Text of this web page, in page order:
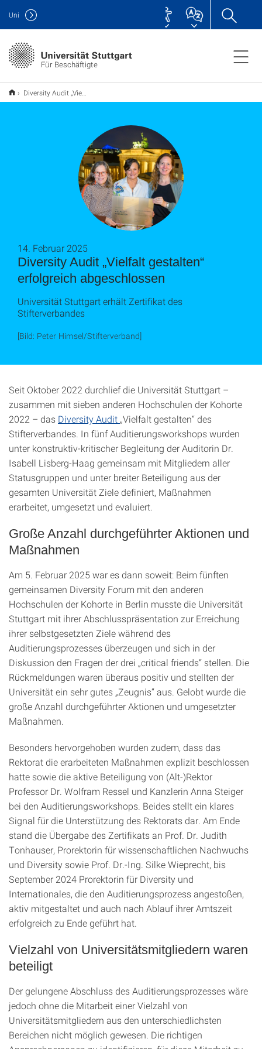
Für Beschäftigte
Uni
Diversity Audit „Vielfalt gestalten“ erfolgreich abgeschlossen
Diversity Audit „Vielfalt gestalten“
erfolgreich abgeschlossen
14. Februar 2025
Universität Stuttgart erhält Zertifikat des
Stifterverbandes
[Bild: Peter Himsel/Stifterverband]
Seit Oktober 2022 durchlief die Universität Stuttgart –
zusammen mit sieben anderen Hochschulen der Kohorte
2022 – das Diversity Audit „Vielfalt gestalten“ des
Stifterverbandes. In fünf Auditierungsworkshops wurden
unter konstruktiv-kritischer Begleitung der Auditorin Dr.
Isabell Lisberg-Haag gemeinsam mit Mitgliedern aller
Statusgruppen und unter breiter Beteiligung aus der
gesamten Universität Ziele definiert, Maßnahmen
erarbeitet, umgesetzt und evaluiert.
Große Anzahl durchgeführter Aktionen und
Maßnahmen
Am 5. Februar 2025 war es dann soweit: Beim fünften
gemeinsamen Diversity Forum mit den anderen
Hochschulen der Kohorte in Berlin musste die Universität
Stuttgart mit ihrer Abschlusspräsentation zur Erreichung
ihrer selbstgesetzten Ziele während des
Auditierungsprozesses überzeugen und sich in der
Diskussion den Fragen der drei „critical friends“ stellen. Die
Rückmeldungen waren überaus positiv und stellten der
Universität ein sehr gutes „Zeugnis“ aus. Gelobt wurde die
große Anzahl durchgeführter Aktionen und umgesetzter
Maßnahmen.
Besonders hervorgehoben wurden zudem, dass das
Rektorat die erarbeiteten Maßnahmen explizit beschlossen
hatte sowie die aktive Beteiligung von (Alt-)Rektor
Professor Dr. Wolfram Ressel und Kanzlerin Anna Steiger
bei den Auditierungsworkshops. Beides stellt ein klares
Signal für die Unterstützung des Rektorats dar. Am Ende
stand die Übergabe des Zertifikats an Prof. Dr. Judith
Tonhauser, Prorektorin für wissenschaftlichen Nachwuchs
und Diversity sowie Prof. Dr.-Ing. Silke Wieprecht, bis
September 2024 Prorektorin für Diversity und
Internationales, die den Auditierungsprozess angestoßen,
aktiv mitgestaltet und auch nach Ablauf ihrer Amtszeit
erfolgreich zu Ende geführt hat.
Vielzahl von Universitätsmitgliedern waren
beteiligt
Der gelungene Abschluss des Auditierungsprozesses wäre
jedoch ohne die Mitarbeit einer Vielzahl von
Universitätsmitgliedern aus den unterschiedlichsten
Bereichen nicht möglich gewesen. Die richtigen